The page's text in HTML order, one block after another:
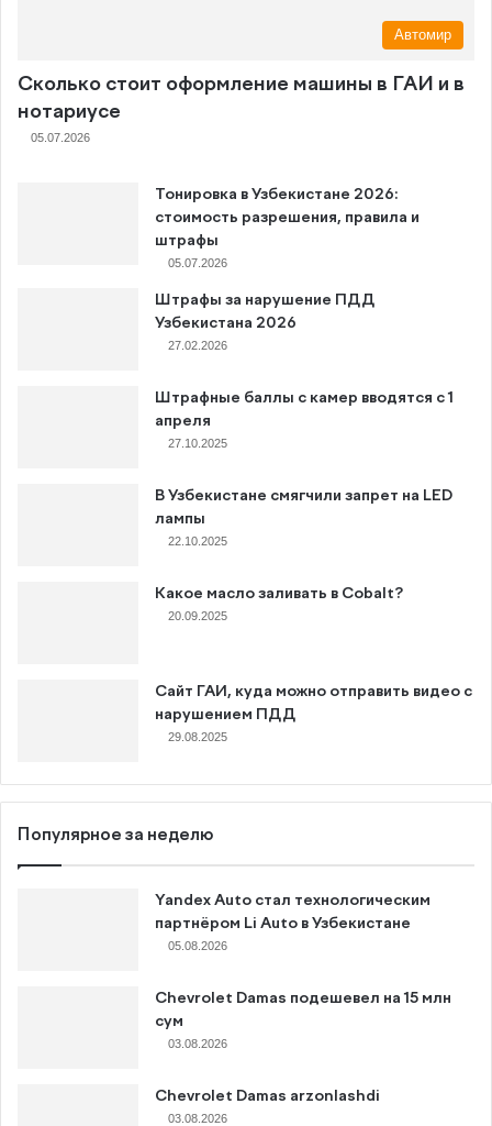
Автомир
Сколько стоит оформление машины в ГАИ и в
нотариусе
05.07.2026
Тонировка в Узбекистане 2026:
стоимость разрешения, правила и
штрафы
05.07.2026
Штрафы за нарушение ПДД
Узбекистана 2026
27.02.2026
Штрафные баллы с камер вводятся с 1
апреля
27.10.2025
В Узбекистане смягчили запрет на LED
лампы
22.10.2025
Какое масло заливать в Cobalt?
20.09.2025
Сайт ГАИ, куда можно отправить видео с
нарушением ПДД
29.08.2025
Популярное за неделю
Yandex Auto стал технологическим
партнёром Li Auto в Узбекистане
05.08.2026
Chevrolet Damas подешевел на 15 млн
сум
03.08.2026
Chevrolet Damas arzonlashdi
03.08.2026